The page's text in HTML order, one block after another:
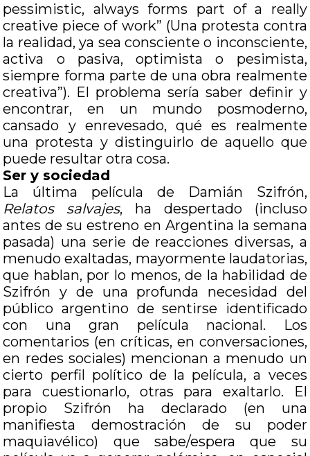
pessimistic, always forms part of a really
creative piece of work” (Una protesta contra
la realidad, ya sea consciente o inconsciente,
activa o pasiva, optimista o pesimista,
siempre forma parte de una obra realmente
creativa”). El problema sería saber definir y
encontrar, en un mundo posmoderno,
cansado y enrevesado, qué es realmente
una protesta y distinguirlo de aquello que
puede resultar otra cosa.
Ser y sociedad
La última película de Damián Szifrón,
Relatos salvajes, ha despertado (incluso
antes de su estreno en Argentina la semana
pasada) una serie de reacciones diversas, a
menudo exaltadas, mayormente laudatorias,
que hablan, por lo menos, de la habilidad de
Szifrón y de una profunda necesidad del
público argentino de sentirse identificado
con una gran película nacional. Los
comentarios (en críticas, en conversaciones,
en redes sociales) mencionan a menudo un
cierto perfil político de la película, a veces
para cuestionarlo, otras para exaltarlo. El
propio Szifrón ha declarado (en una
manifiesta demostración de su poder
maquiavélico) que sabe/espera que su